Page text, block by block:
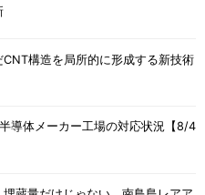
構造を局所的に形成する新技術
導体メーカー工場の対応状況【8/4